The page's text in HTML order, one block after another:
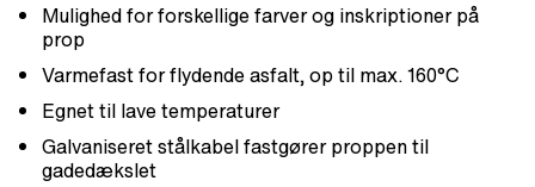
Mulighed for forskellige farver og inskriptioner på
prop
Varmefast for flydende asfalt, op til max. 160°C
Egnet til lave temperaturer
Galvaniseret stålkabel fastgører proppen til
gadedækslet